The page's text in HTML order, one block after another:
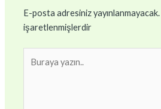
E-posta adresiniz yayınlanmayacak.
işaretlenmişlerdir
yazın..